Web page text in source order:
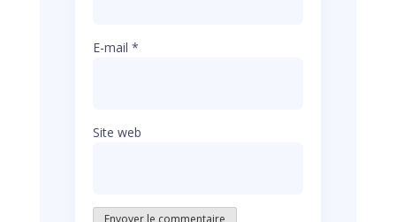
E-mail *
Site web